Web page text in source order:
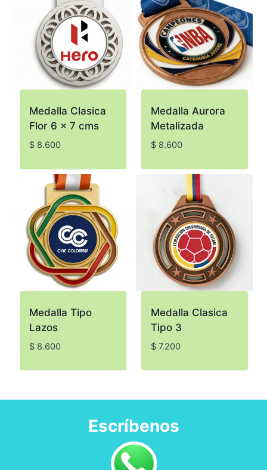
Medalla Clasica
Flor 6 x 7 cms
$8.600
Medalla Aurora
Metalizada
$8.600
Medalla Tipo
Lazos
$8.600
Medalla Clasica
Tipo 3
$7.200
Escríbenos